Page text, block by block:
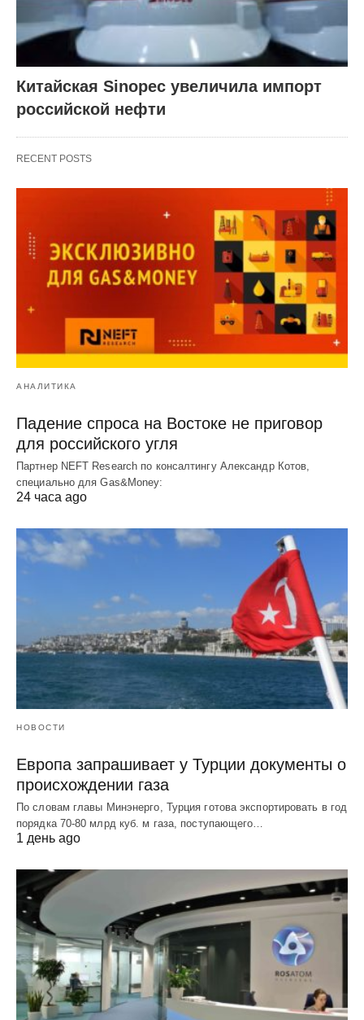
Китайская Sinopec увеличила импорт
российской нефти
RECENT POSTS
АНАЛИТИКА
Падение спроса на Востоке не приговор
для российского угля
Партнер NEFT Research по консалтингу Александр Котов,
специально для Gas&Money:
24 часа ago
НОВОСТИ
Европа запрашивает у Турции документы о
происхождении газа
По словам главы Минэнерго, Турция готова экспортировать в год
порядка 70-80 млрд куб. м газа, поступающего…
1 день ago